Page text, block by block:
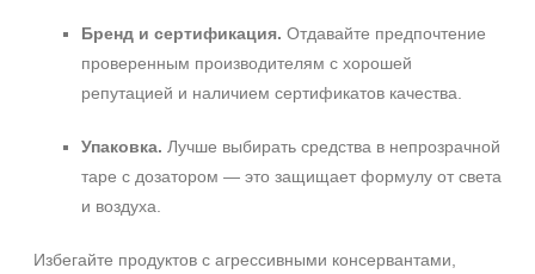
Бренд и сертификация. Отдавайте предпочтение
проверенным производителям с хорошей
репутацией и наличием сертификатов качества.
Упаковка. Лучше выбирать средства в непрозрачной
таре с дозатором — это защищает формулу от света
и воздуха.
Избегайте продуктов с агрессивными консервантами,